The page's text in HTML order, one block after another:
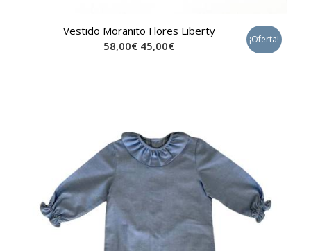
Vestido Moranito Flores Liberty
58,00€ 45,00€ ¡Oferta!